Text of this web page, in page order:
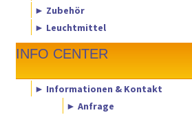
► Zubehör
► Leuchtmittel
INFO CENTER
► Informationen & Kontakt
► Anfrage